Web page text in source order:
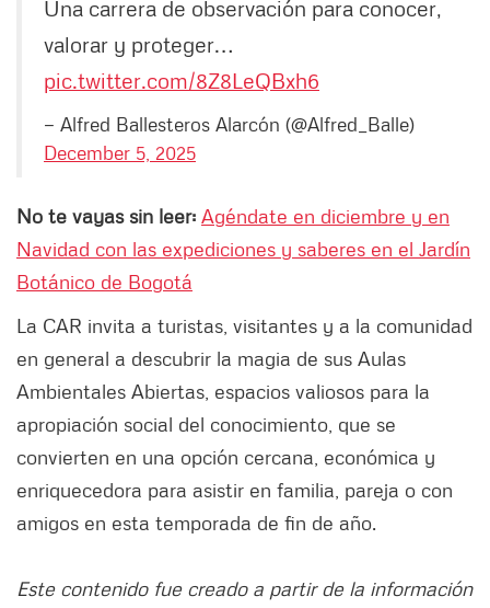
Una carrera de observación para conocer,
valorar y proteger…
pic.twitter.com/8Z8LeQBxh6
— Alfred Ballesteros Alarcón (@Alfred_Balle)
December 5, 2025
No te vayas sin leer: Agéndate en diciembre y en
Navidad con las expediciones y saberes en el Jardín
Botánico de Bogotá
La CAR invita a turistas, visitantes y a la comunidad
en general a descubrir la magia de sus Aulas
Ambientales Abiertas, espacios valiosos para la
apropiación social del conocimiento, que se
convierten en una opción cercana, económica y
enriquecedora para asistir en familia, pareja o con
amigos en esta temporada de fin de año.
Este contenido fue creado a partir de la información